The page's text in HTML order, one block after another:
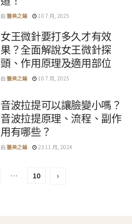
由 醫美之鑰 10 7 月, 2025
女王微針要打多久才有效
果？全面解說女王微針探
頭、作用原理及適用部位
由 醫美之鑰 10 7 月, 2025
音波拉提可以讓臉變小嗎？
音波拉提原理、流程、副作
用有哪些？
由 醫美之鑰 23 11 月, 2024
… 10